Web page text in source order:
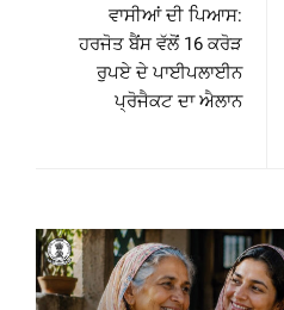
ਵਾਸੀਆਂ ਦੀ ਪਿਆਸ:
ਹਰਜੋਤ ਬੈਂਸ ਵੱਲੋਂ 16 ਕਰੋੜ
ਰੁਪਏ ਦੇ ਪਾਈਪਲਾਈਨ
ਪ੍ਰੋਜੈਕਟ ਦਾ ਐਲਾਨ